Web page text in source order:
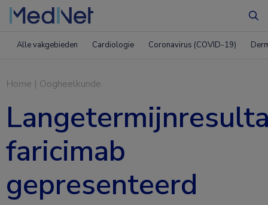
Alle vakgebieden Cardiologie Coronavirus (COVID-19)
Home | Oogheelkunde
faricimab
gepresenteerd